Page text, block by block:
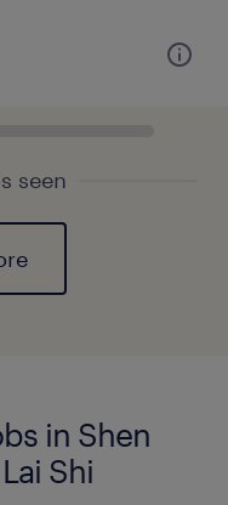
seen
in Shen
Shi